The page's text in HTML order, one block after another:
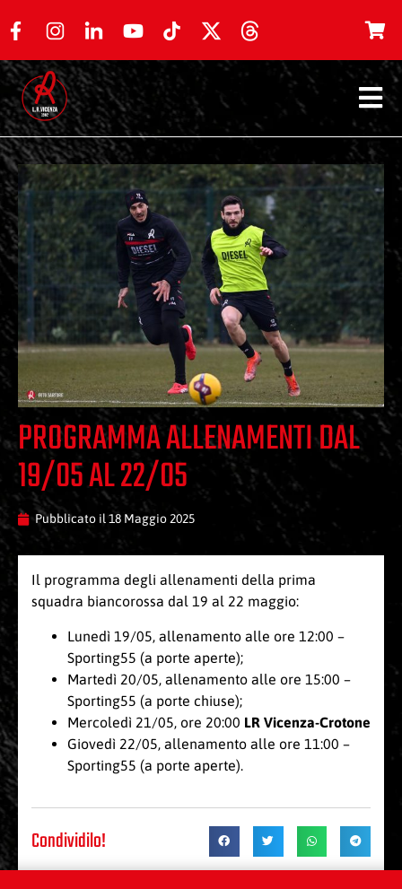
PROGRAMMA ALLENAMENTI DAL
19/05 AL 22/05
Pubblicato il18 Maggio 2025
Il programma degli allenamenti della prima
squadra biancorossa dal 19 al 22 maggio:
Lunedì 19/05, allenamento alle ore 12:00 –
Sporting55 (a porte aperte);
Martedì 20/05, allenamento alle ore 15:00 –
Sporting55 (a porte chiuse);
Mercoledì 21/05, ore 20:00 LR Vicenza-Crotone
Giovedì 22/05, allenamento alle ore 11:00 –
Sporting55 (a porte aperte).
Condividilo!